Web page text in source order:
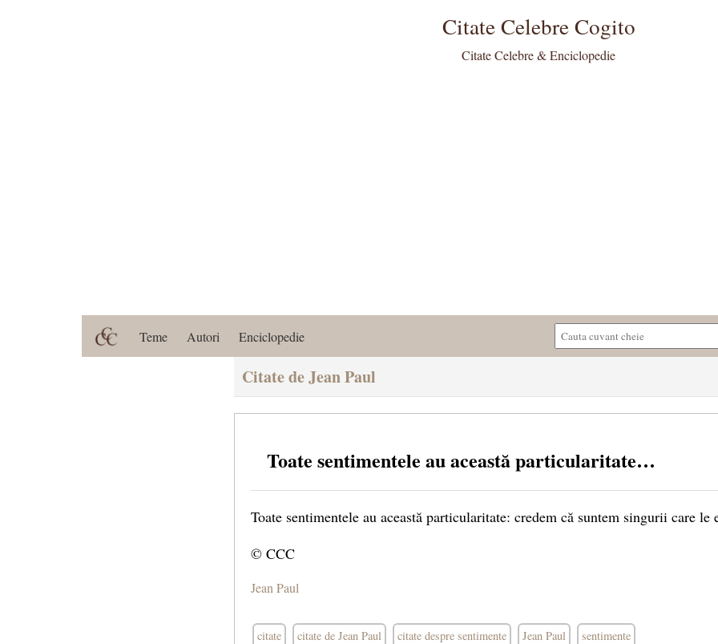
Citate Celebre Cogito
Citate Celebre & Enciclopedie
Teme Autori Enciclopedie
Citate de Jean Paul
Toate sentimentele au această particularitate…
Toate sentimentele au această particularitate: credem că suntem singurii care le
© CCC
Jean Paul
citate citate de Jean Paul citate despre sentimente Jean Paul sentimente